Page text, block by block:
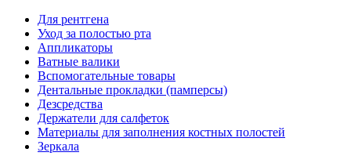
Для рентгена
Уход за полостью рта
Аппликаторы
Ватные валики
Вспомогательные товары
Дентальные прокладки (памперсы)
Дезсредства
Держатели для салфеток
Материалы для заполнения костных полостей
Зеркала